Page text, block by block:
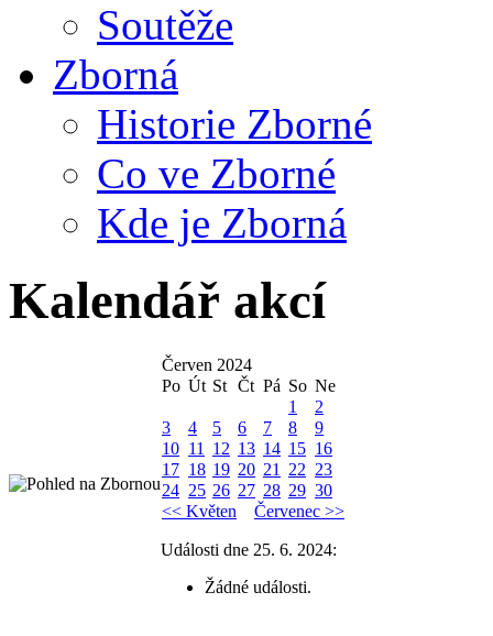
Soutěže
Zborná
Historie Zborné
Co ve Zborné
Kde je Zborná
Kalendář akcí
Červen 2024
Po Út St Čt Pá So Ne
1
2
3
4 5 6 7 8
9
10 11 12 13 14 15 16
17 18 19 20 21 22 23
24 25 26 27 28 29 30
<< Květen
Červenec >>
Události dne 25. 6. 2024:
Žádné události.